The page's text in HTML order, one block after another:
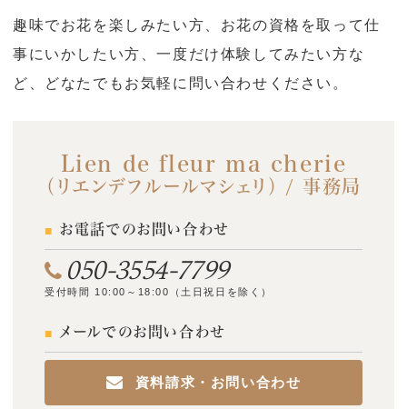
趣味でお花を楽しみたい方、お花の資格を取って仕
事にいかしたい方、一度だけ体験してみたい方な
ど、どなたでもお気軽に問い合わせください。
Lien de fleur ma cherie
（リエンデフルールマシェリ） / 事務局
お電話でのお問い合わせ
050-3554-7799
受付時間 10:00～18:00（土日祝日を除く）
メールでのお問い合わせ
資料請求・お問い合わせ